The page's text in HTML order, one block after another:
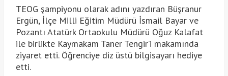
TEOG şampiyonu olarak adını yazdıran Büşranur
Ergün, İlçe Milli Eğitim Müdürü İsmail Bayar ve
Pozantı Atatürk Ortaokulu Müdürü Oğuz Kalafat
ile birlikte Kaymakam Taner Tengir’i makamında
ziyaret etti. Öğrenciye diz üstü bilgisayarı hediye
etti.